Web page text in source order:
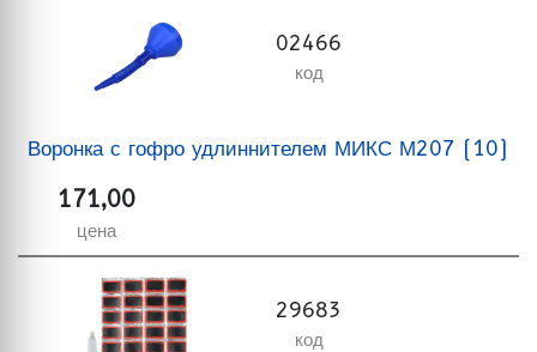
02466
код
Воронка с гофро удлиннителем МИКС М207 (10)
171,00
цена
29683
код